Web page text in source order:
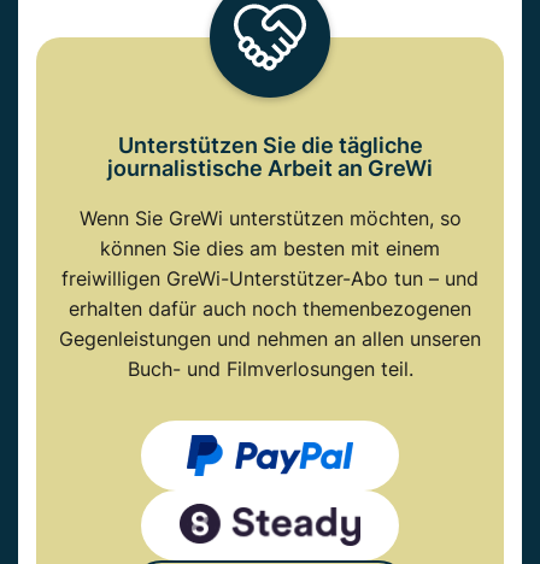
Unterstützen Sie die tägliche
journalistische Arbeit an GreWi
Wenn Sie GreWi unterstützen möchten, so
können Sie dies am besten mit einem
freiwilligen GreWi-Unterstützer-Abo tun – und
erhalten dafür auch noch themenbezogenen
Gegenleistungen und nehmen an allen unseren
Buch- und Filmverlosungen teil.